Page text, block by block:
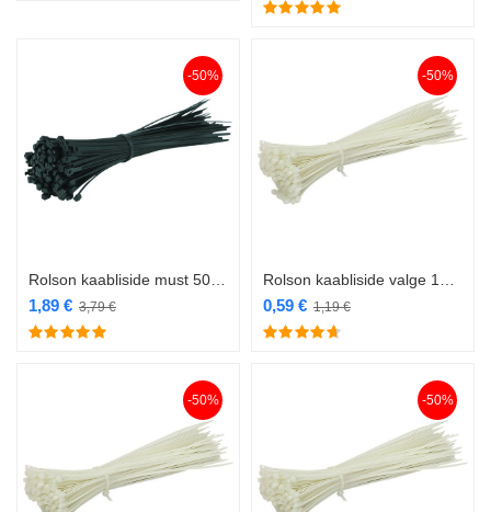
-50%
3,79€
1,89 €
-50%
1,19€
0,59 €
-50% -50%